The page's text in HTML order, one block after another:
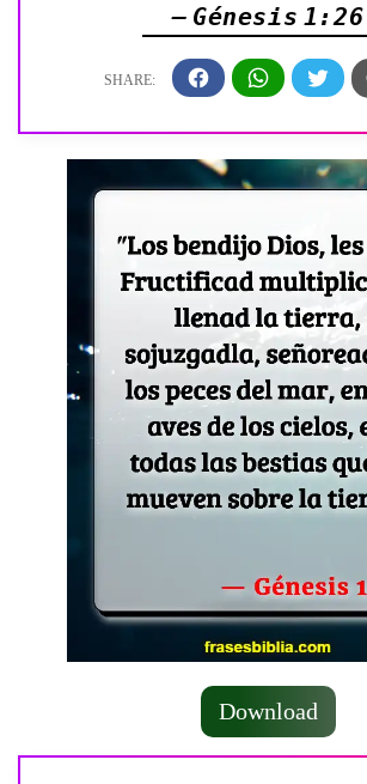
— Génesis 1:26
Download